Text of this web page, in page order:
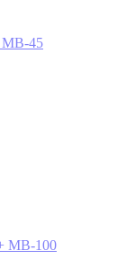
МВ-45
МВ-100